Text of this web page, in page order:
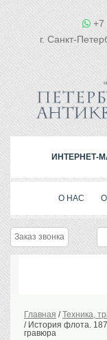
+7
г. Санкт-
ИНТЕРНЕТ-
О НАС
Заказ звонка
История Российской
Главная /Техника,
/ История флота.
гравюра